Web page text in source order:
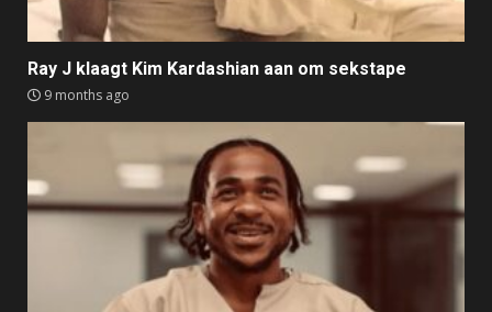
Ray J klaagt Kim Kardashian aan om sekstape
9 months ago